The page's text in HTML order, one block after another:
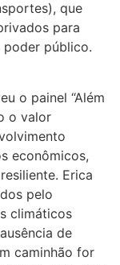
que
para
público.
o painel “Além
o valor
econômicos,
Erica
pelo
climáticos
de
caminhão for